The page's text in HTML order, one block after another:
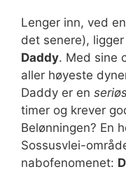
Lenger inn, ved
det senere),
Daddy. Med sine
aller høyeste
Daddy er en
timer og krever
Belønningen? En
Sossusvlei-
nabofenomenet: